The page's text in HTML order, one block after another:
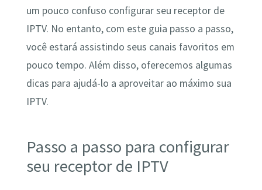
um pouco confuso configurar seu receptor de
IPTV. No entanto, com este guia passo a passo,
você estará assistindo seus canais favoritos em
pouco tempo. Além disso, oferecemos algumas
dicas para ajudá-lo a aproveitar ao máximo sua
IPTV.
Passo a passo para configurar
seu receptor de IPTV